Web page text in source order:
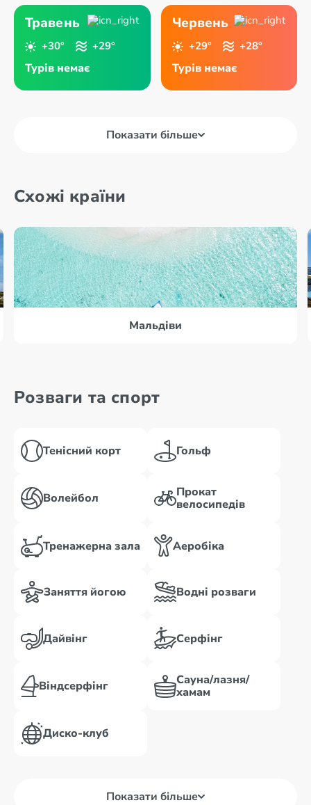
Травень
+30° +29°
Турів немає
Червень
+29° +28°
Турів немає
Показати більше
Схожі країни
Мальдіви
Розваги та спорт
Тенісний корт Гольф
Волейбол
Прокат
велосипедів
Тренажерна зала Аеробіка
Заняття йогою Водні розваги
Дайвінг Серфінг
Віндсерфінг
Сауна/лазня/
хамам
Диско-клуб
Показати більше